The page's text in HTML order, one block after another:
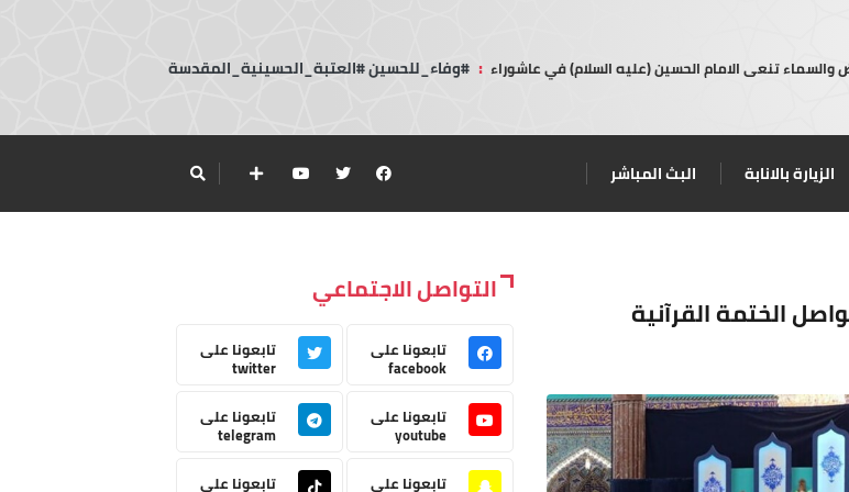
والسماء تنعى الامام الحسين (عليه السلام) في عاشوراء : #وفاء_للحسين #العتبة_الحسينية_المقدسة
الزيارة بالانابة البث المباشر
الختمة القرآنية
التواصل الاجتماعي
تابعونا على
facebook
تابعونا على
twitter
تابعونا على
youtube
تابعونا على
telegram
تابعونا على
تابعونا على